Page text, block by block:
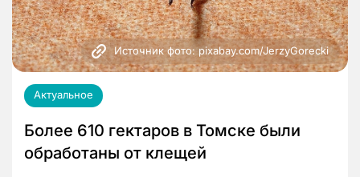
Источник фото: pixabay.com/JerzyGorecki
Актуальное
Более 610 гектаров в Томске были
обработаны от клещей